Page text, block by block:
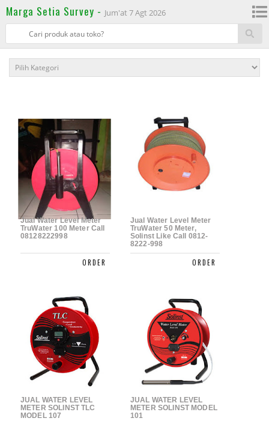
Marga Setia Survey - Jum'at 7 Agt 2026
Jual Water Level Meter
TruWater 100 Meter Call
08128222998
Jual Water Level Meter
TruWater 50 Meter,
Solinst Like Call 0812-
8222-998
JUAL WATER LEVEL
METER SOLINST TLC
MODEL 107
JUAL WATER LEVEL
METER SOLINST MODEL
101